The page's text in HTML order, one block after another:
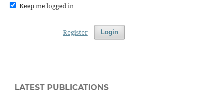
Keep me logged in
Login
Register
LATEST PUBLICATIONS